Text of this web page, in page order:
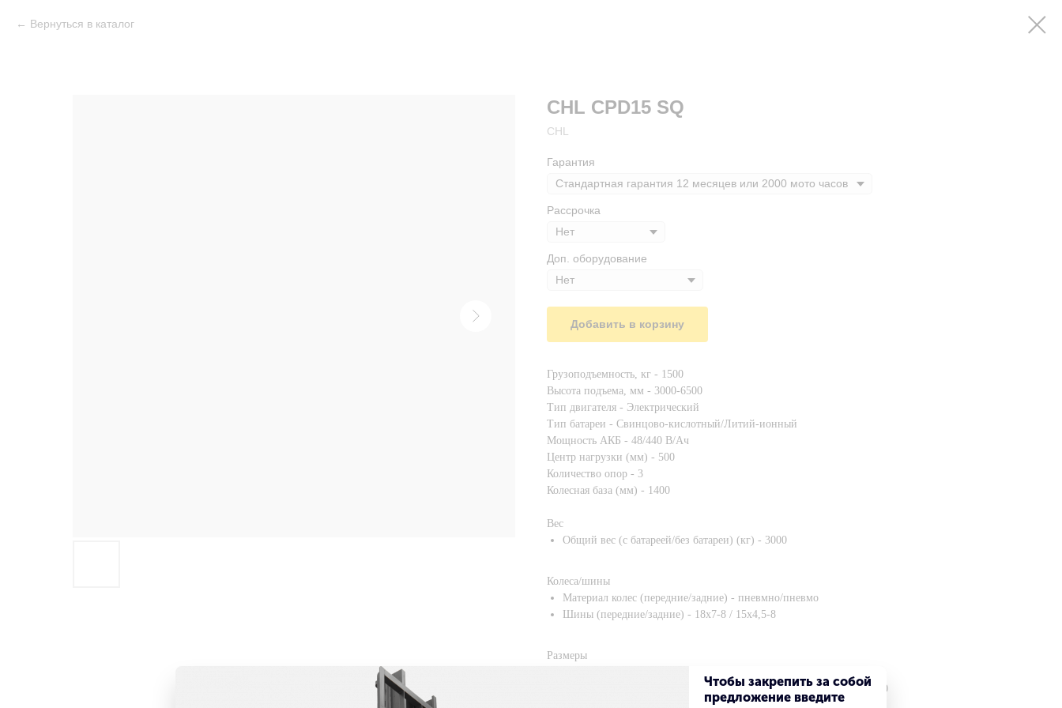
Вернуться в каталог
CHL CPD15 SQ
CHL
Гарантия
Рассрочка
Доп. оборудование
Добавить в корзину
Грузоподъемность, кг - 1500
Высота подъема, мм - 3000-6500
Тип двигателя - Электрический
Тип батареи - Свинцово-кислотный/Литий-ионный
Мощность АКБ - 48/440 В/Ач
Центр нагрузки (мм) - 500
Количество опор - 3
Колесная база (мм) - 1400
Вес
Общий вес (с батареей/без батареи) (кг) - 3000
Колеса/шины
Материал колес (передние/задние) - пневмно/пневмо
Шины (передние/задние) - 18х7-8 / 15х4,5-8
Размеры
Высота подъема вил (мм) - 3000, 3300, 4000, 4500, 4800, 5500, 6000
Чтобы закрепить за собой
предложение введите